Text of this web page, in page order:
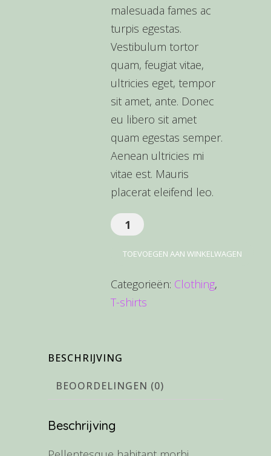
malesuada fames ac
turpis egestas.
Vestibulum tortor
quam, feugiat vitae,
ultricies eget, tempor
sit amet, ante. Donec
eu libero sit amet
quam egestas semper.
Aenean ultricies mi
vitae est. Mauris
placerat eleifend leo.
Woo
Ninja
aantal
TOEVOEGEN AAN WINKELWAGEN
Categorieën: Clothing,
T-shirts
BESCHRIJVING
BEOORDELINGEN (0)
Beschrijving